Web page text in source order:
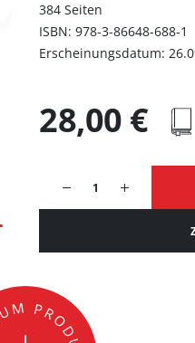
384 Seiten
ISBN: 978-3-86648-688-1
Erscheinungsdatum:
28,00 €